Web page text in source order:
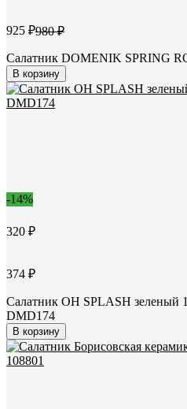
925 ₽980 ₽
Салатник DOMENIK SPRING
В корзину
-14%
320 ₽
374 ₽
Салатник OH SPLASH зеленый
DMD174
В корзину